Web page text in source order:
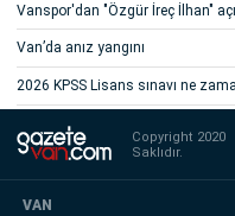
Vanspor'dan "Özgür İreç İlhan"
Van’da anız yangını
2026 KPSS Lisans sınavı ne
Copyright 2020
Saklıdır.
VAN